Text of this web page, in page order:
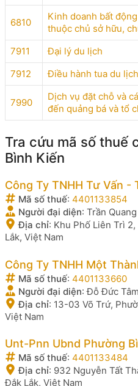
6810
Kinh doanh bất
thuộc chủ sở hữu,
7911
Đại lý du lịch
7912
Điều hành tua du lịch
7990
Dịch vụ đặt chỗ và
đến quảng bá và tổ
Tra cứu mã số thuế
Bình Kiến
Công Ty TNHH Tư Vấn -
Mã số thuế: 4401133854
Người đại diện: Trần
Địa chỉ: Khu Phố Liên Trì
Lắk, Việt Nam
Công Ty TNHH Một
Mã số thuế: 4401133660
Người đại diện:Đỗ Đức Tâm
Địa chỉ: 13-03 Võ Trứ,
Việt Nam
Unt-Pnn Ubnd Phường
Mã số thuế: 4401133484
Địa chỉ: 932 Nguyễn Tất
Đắk Lắk, Việt Nam